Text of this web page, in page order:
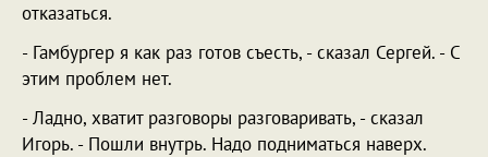
отказаться.
- Гамбургер я как раз готов съесть, - сказал Сергей. - С
этим проблем нет.
- Ладно, хватит разговоры разговаривать, - сказал
Игорь. - Пошли внутрь. Надо подниматься наверх.